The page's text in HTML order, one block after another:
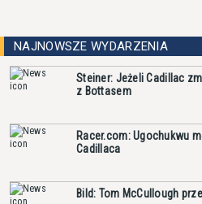
NAJNOWSZE WYDARZENIA
Steiner: Jeżeli Cadillac
z Bottasem
Racer.com: Ugochukwu
Cadillaca
Bild: Tom McCullough